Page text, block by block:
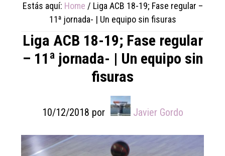
Estás aquí: Home / Liga ACB 18-19; Fase regular –
11ª jornada- | Un equipo sin fisuras
Liga ACB 18-19; Fase regular
– 11ª jornada- | Un equipo sin
fisuras
10/12/2018 por Javier Gordo